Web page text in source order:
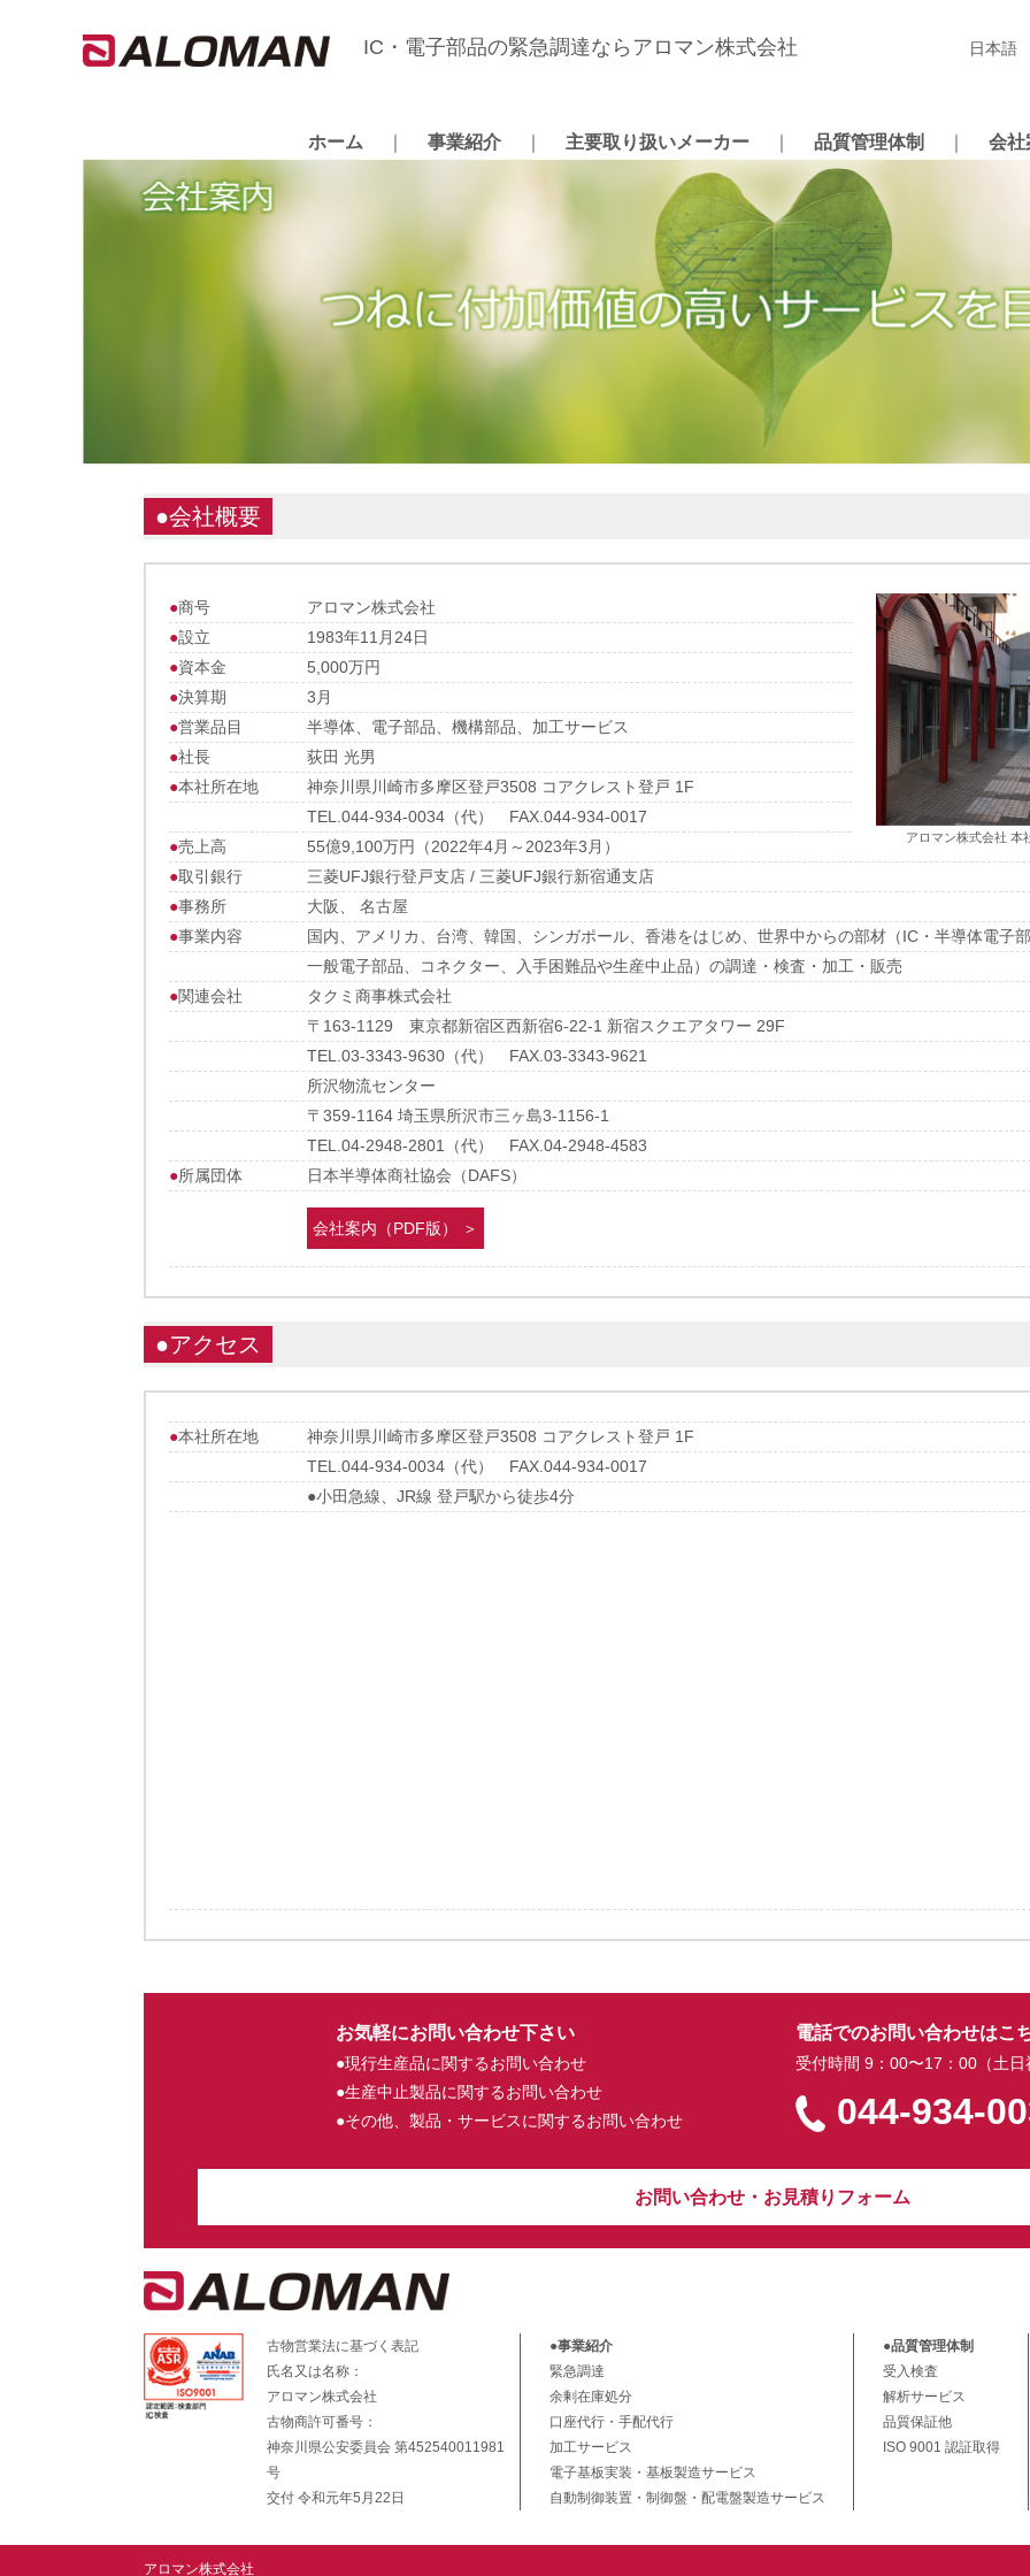
IC・電子部品の緊急調達ならアロマン株式会社 日本語
ホーム 事業紹介 主要取り扱いメーカー 品質管理体制 会
●会社概要
アロマン株式会社 本
●商号
アロマン株式会社
●設立
1983年11月24日
●資本金
5,000万円
●決算期
3月
●営業品目
半導体、電子部品、機構部品、加工サービス
●社長
荻田 光男
●本社所在地
神奈川県川崎市多摩区登戸3508 コアクレスト登戸 1F
TEL.044-934-0034（代） FAX.044-934-0017
●売上高
55億9,100万円（2022年4月～2023年3月）
●取引銀行
三菱UFJ銀行登戸支店 / 三菱UFJ銀行新宿通支店
●事務所
大阪、 名古屋
●事業内容
国内、アメリカ、台湾、韓国、シンガポール、香港をはじめ、世界中からの部材（IC・半導体電子
一般電子部品、コネクター、入手困難品や生産中止品）の調達・検査・加工・販売
●関連会社
タクミ商事株式会社
〒163-1129 東京都新宿区西新宿6-22-1 新宿スクエアタワー 29F
TEL.03-3343-9630（代） FAX.03-3343-9621
所沢物流センター
〒359-1164 埼玉県所沢市三ヶ島3-1156-1
TEL.04-2948-2801（代） FAX.04-2948-4583
●所属団体 日本半導体商社協会（DAFS）
会社案内（PDF版） ＞
●アクセス
●本社所在地
神奈川県川崎市多摩区登戸3508 コアクレスト登戸 1F
TEL.044-934-0034（代） FAX.044-934-0017
●小田急線、JR線 登戸駅から徒歩4分
お気軽にお問い合わせ下さい
●現行生産品に関するお問い合わせ
●生産中止製品に関するお問い合わせ
●その他、製品・サービスに関するお問い合わせ
電話でのお問い合わせはこ
受付時間 9：00〜17：00（土日
044-934-
お問い合わせ・お見積りフォーム
古物営業法に基づく表記
氏名又は名称：
アロマン株式会社
古物商許可番号：
神奈川県公安委員会 第452540011981
号
交付 令和元年5月22日
●事業紹介
緊急調達
余剰在庫処分
口座代行・手配代行
加工サービス
電子基板実装・基板製造サービス
自動制御装置・制御盤・配電盤製造サービス
●品質管理体制
受入検査
解析サービス
品質保証他
ISO 9001 認証取得
アロマン株式会社